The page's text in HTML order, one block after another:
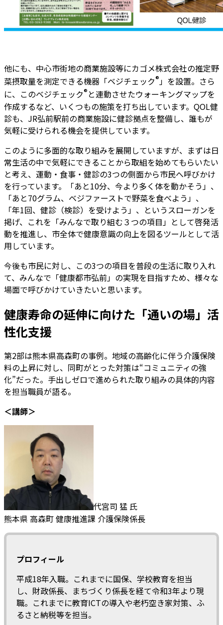
他にも、中心市街地の商業施設等にカゴメ株式会社の推定野
菜摂取量を測定できる機器「ベジチェック®」を設置。さら
に、このベジチェック® と連動させたウォーキングマップを
作成するなど、いくつもの施策を打ち出しています。QOL健
診も、JR弘前駅前の商業施設に健診拠点を整備し、誰もが
気軽に受けられる機会を提供しています。
このように多面的な取り組みを展開していますが、まずは日
常生活の中で気軽にできることから取組を始めてもらいたい
と考え、運動・食事・健診の3つの側面から市民へ呼びかけ
を行っています。「あと10分、今より多く体を動かそう」、
「あと70グラム、ベジファーストで野菜を食べよう」、
「年1回、健診（検診）を受けよう」、というスローガンを
掲げ、これを「みんなで取り組む３つの項目」として啓発活
動を推進し、市全体で健康意識の向上を図るツールとして活
用しています。
今後も市民に対し、この3つの項目を普段の生活に取り入れ
て、みんなで「健康都市弘前」の実現を目指すため、様々な
場面で呼びかけていきたいと思います。
健康寿命の延伸に向けた「通いの場」活
性化支援
第2部は熊本県高森町の事例。地域の高齢化に伴う介護保険
料の上昇に対し、同町がとった対策は“コミュニティの強
化”だった。手出しゼロで進められた取り組みの具体的内容
を担当職員が語る。
＜講師＞
代宮司 猛 氏
熊本県 高森町 健康推進課 介護保険係長
プロフィール
平成18年入職。これまでに国保、学校教育を担当
し、財政係長、まちづくり係長を経て令和3年より現
職。これまでに教育ICTの導入や老朽空き家対策、ふ
るさと納税等を担当。